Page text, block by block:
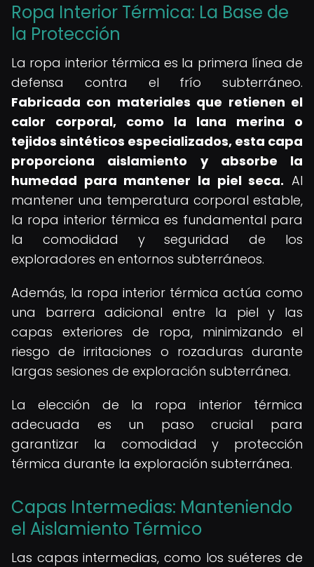
Ropa Interior Térmica: La Base de
la Protección
La ropa interior térmica es la primera línea de
defensa contra el frío subterráneo.
Fabricada con materiales que retienen el
calor corporal, como la lana merina o
tejidos sintéticos especializados, esta capa
proporciona aislamiento y absorbe la
humedad para mantener la piel seca. Al
mantener una temperatura corporal estable,
la ropa interior térmica es fundamental para
la comodidad y seguridad de los
exploradores en entornos subterráneos.
Además, la ropa interior térmica actúa como
una barrera adicional entre la piel y las
capas exteriores de ropa, minimizando el
riesgo de irritaciones o rozaduras durante
largas sesiones de exploración subterránea.
La elección de la ropa interior térmica
adecuada es un paso crucial para
garantizar la comodidad y protección
térmica durante la exploración subterránea.
Capas Intermedias: Manteniendo
el Aislamiento Térmico
Las capas intermedias, como los suéteres de